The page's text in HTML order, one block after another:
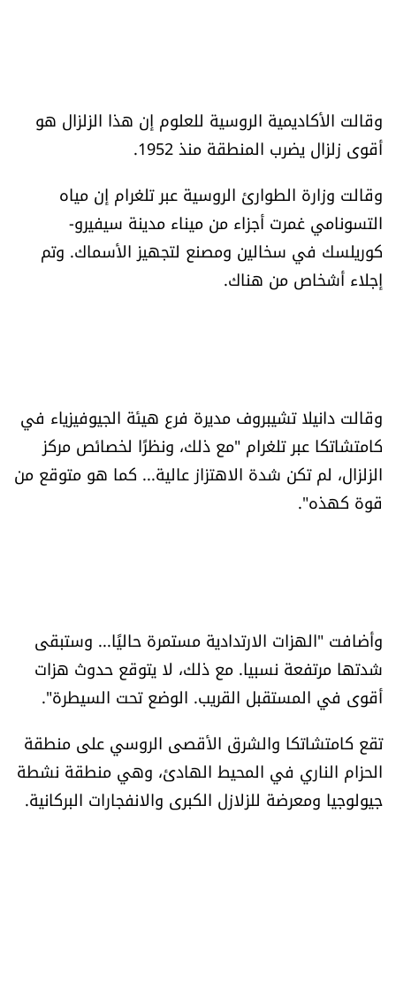
وقالت الأكاديمية الروسية للعلوم إن هذا الزلزال هو
أقوى زلزال يضرب المنطقة منذ 1952.
وقالت وزارة الطوارئ الروسية عبر تلغرام إن مياه
التسونامي غمرت أجزاء من ميناء مدينة سيفيرو-
كوريلسك في سخالين ومصنع لتجهيز الأسماك. وتم
إجلاء أشخاص من هناك.
وقالت دانيلا تشيبروف مديرة فرع هيئة الجيوفيزياء في
كامتشاتكا عبر تلغرام "مع ذلك، ونظرًا لخصائص مركز
الزلزال، لم تكن شدة الاهتزاز عالية... كما هو متوقع من
قوة كهذه".
وأضافت "الهزات الارتدادية مستمرة حاليًا... وستبقى
شدتها مرتفعة نسبيا. مع ذلك، لا يتوقع حدوث هزات
أقوى في المستقبل القريب. الوضع تحت السيطرة".
تقع كامتشاتكا والشرق الأقصى الروسي على منطقة
الحزام الناري في المحيط الهادئ، وهي منطقة نشطة
جيولوجيا ومعرضة للزلازل الكبرى والانفجارات البركانية.